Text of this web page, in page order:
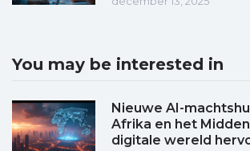
You may be interested in
Nieuwe AI-
Afrika en het
digitale wereld